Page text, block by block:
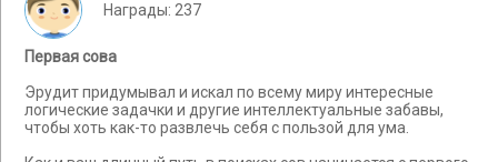
Награды: 237
Первая сова
Эрудит придумывал и искал по всему миру интересные
логические задачки и другие интеллектуальные забавы,
чтобы хоть как-то развлечь себя с пользой для ума.